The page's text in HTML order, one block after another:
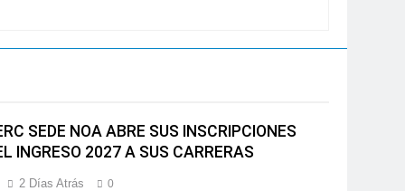
SEDE NOA ABRE SUS INSCRIPCIONES
INGRESO 2027 A SUS CARRERAS
2 Días Atrás 0